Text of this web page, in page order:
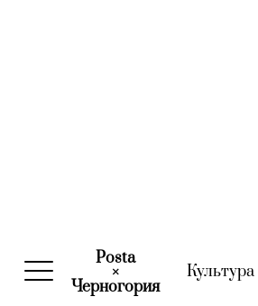
Posta
×
Черногория(current)
Культура